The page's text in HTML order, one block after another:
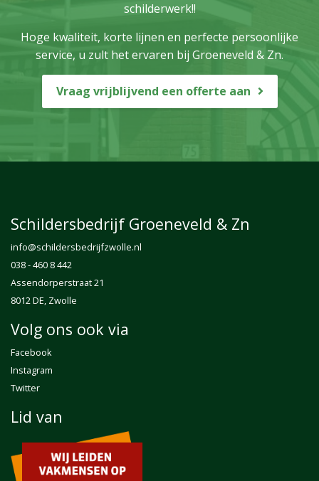
schilderwerk!!
Hoge kwaliteit, korte lijnen en perfecte persoonlijke
service, u zult het ervaren bij Groeneveld & Zn.
Vraag vrijblijvend een offerte aan
Schildersbedrijf Groeneveld & Zn
info@schildersbedrijfzwolle.nl
038 - 460 8 442
Assendorperstraat 21
8012 DE, Zwolle
Volg ons ook via
Facebook
Instagram
Twitter
Lid van